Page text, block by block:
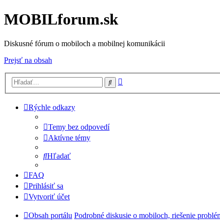
MOBILforum.sk
Diskusné fórum o mobiloch a mobilnej komunikácii
Prejsť na obsah
Hľadať
Rýchle odkazy
Temy bez odpovedí
Aktívne témy
Hľadať
FAQ
Prihlásiť sa
Vytvoriť účet
Obsah portálu Podrobné diskusie o mobiloch, riešenie